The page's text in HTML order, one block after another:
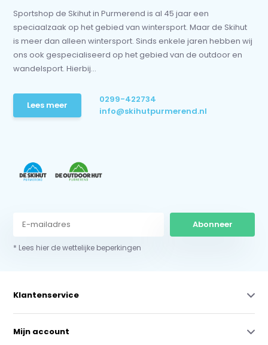
Sportshop de Skihut in Purmerend is al 45 jaar een
speciaalzaak op het gebied van wintersport. Maar de Skihut
is meer dan alleen wintersport. Sinds enkele jaren hebben wij
ons ook gespecialiseerd op het gebied van de outdoor en
wandelsport. Hierbij...
Lees meer
0299-422734
info@skihutpurmerend.nl
Abonneer
* Lees hier de wettelijke beperkingen
Klantenservice
Mijn account